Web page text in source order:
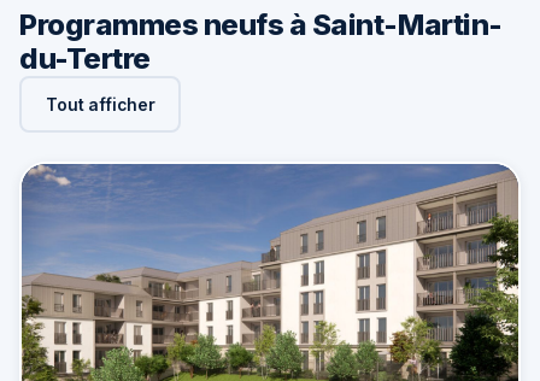
Programmes neufs à Saint-Martin-
du-Tertre
Tout afficher